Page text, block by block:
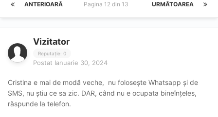
ANTERIOARĂ URMĂTOAREA
Pagina 12 din 13
Vizitator
Reputație: 0
Postat Ianuarie 30, 2024
Cristina e mai de modă veche, nu folosește Whatsapp și de
SMS, nu știu ce sa zic. DAR, când nu e ocupata bineînțeles,
răspunde la telefon.